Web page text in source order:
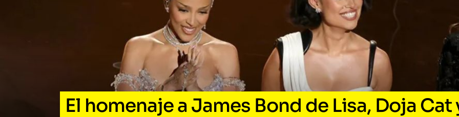
El homenaje a James Bond de Lisa, Doja Cat